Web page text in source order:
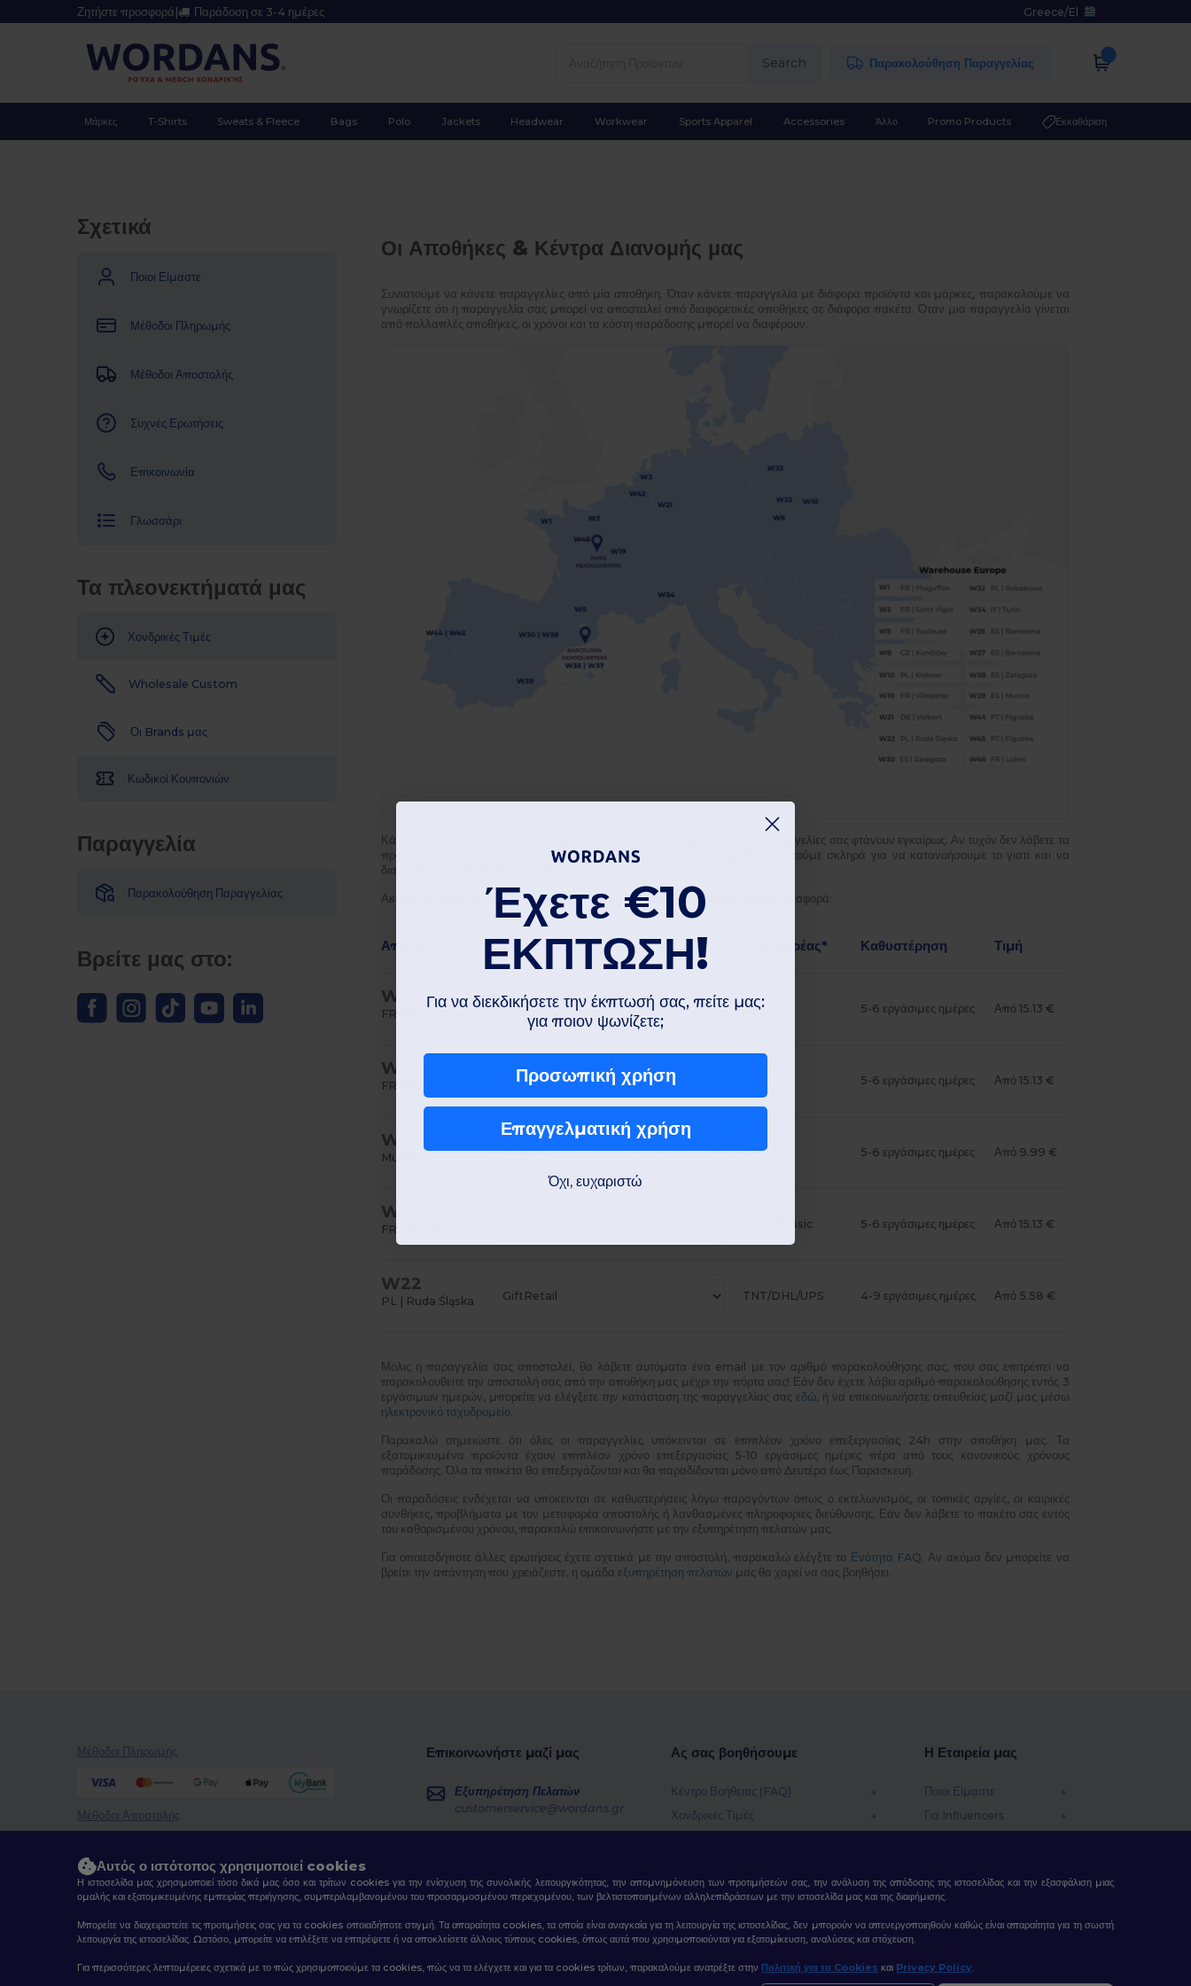
Ζητήστε προσφορά | Παράδοση σε 3-4 ημέρες Greece/El
Search Παρακολούθηση Παραγγελίας
Μάρκες T-Shirts Sweats & Fleece Bags Polo Jackets Headwear Workwear Sports Apparel Accessories Άλλο Promo Products Εκκαθάριση
Σχετικά
Ποιοι Είμαστε
Μέθοδοι Πληρωμής
Μέθοδοι Αποστολής
Συχνές Ερωτήσεις
Επικοινωνία
Γλωσσάρι
Τα πλεονεκτήματά μας
Χονδρικές Τιμές
Wholesale Custom
Οι Brands μας
Κωδικοί Κουπονιών
Παραγγελία
Παρακολούθηση Παραγγελίας
Βρείτε μας στο:
Οι Αποθήκες & Κέντρα Διανομής μας
Συνιστούμε να κάνετε παραγγελίες από μία αποθήκη. Όταν κάνετε παραγγελία με διάφορα προϊόντα και μάρκες, παρακαλούμε να
γνωρίζετε ότι η παραγγελία σας μπορεί να αποσταλεί από διαφορετικές αποθήκες σε διάφορα πακέτα. Όταν μια παραγγελία γίνεται
από πολλαπλές αποθήκες, οι χρόνοι και τα κόστη παράδοσης μπορεί να διαφέρουν.
Κάνουμε το καλύτερο δυνατό κάθε μέρα για να διασφαλίσουμε ότι όλες οι παραγγελίες σας φτάνουν εγκαίρως. Αν τυχόν δεν λάβετε τα
προϊόντα σας κατά τη διάρκεια του χρονικού πλαισίου παράδοσης, θα εργαστούμε σκληρά για να κατανοήσουμε το γιατί και να
διασφαλίσουμε ότι δεν θα συμβεί ξανά.
Ακολουθεί ένας πίνακας με τα προγράμματα αποστολής και τα κόστη μας για αναφορά:
Αποθήκη Μάρκες Μεταφορέας* Καθυστέρηση Τιμή
W1
FR | Pluguffan DPD 5-6 εργάσιμες ημέρες Από 15.13 €
W2
FR | Saint Vigor 5-6 εργάσιμες ημέρες Από 15.13 €
W4
Murcia UPS 5-6 εργάσιμες ημέρες Από 9.99 €
W5
FR | Toulouse DPD Classic 5-6 εργάσιμες ημέρες Από 15.13 €
W22
PL | Ruda Śląska TNT/DHL/UPS 4-9 εργάσιμες ημέρες Από 5.58 €
Μόλις η παραγγελία σας αποσταλεί, θα λάβετε αυτόματα ένα email με τον αριθμό παρακολούθησης σας, που σας επιτρέπει να
παρακολουθείτε την αποστολή σας από την αποθήκη μας μέχρι την πόρτα σας! Εάν δεν έχετε λάβει αριθμό παρακολούθησης εντός 3
εργάσιμων ημερών, μπορείτε να ελέγξετε την κατάσταση της παραγγελίας σας εδώ , ή να επικοινωνήσετε απευθείας μαζί μας μέσω
ηλεκτρονικό ταχυδρομείο.
Παρακαλώ σημειώστε ότι όλες οι παραγγελίες υπόκεινται σε επιπλέον χρόνο επεξεργασίας 24h στην αποθήκη μας. Τα
εξατομικευμένα προϊόντα έχουν επιπλέον χρόνο επεξεργασίας 5-10 εργάσιμες ημέρες πέρα από τους κανονικούς χρόνους
παράδοσης. Όλα τα πακέτα θα επεξεργάζονται και θα παραδίδονται μόνο από Δευτέρα έως Παρασκευή.
Οι παραδόσεις ενδέχεται να υπόκεινται σε καθυστερήσεις λόγω παραγόντων όπως ο εκτελωνισμός, οι τοπικές αργίες, οι καιρικές
συνθήκες, προβλήματα με τον μεταφορέα αποστολής ή λανθασμένες πληροφορίες διεύθυνσης. Εάν δεν λάβετε το πακέτο σας εντός
του καθορισμένου χρόνου, παρακαλώ επικοινωνήστε με την εξυπηρέτηση πελατών μας.
Για οποιεσδήποτε άλλες ερωτήσεις έχετε σχετικά με την αποστολή, παρακαλώ ελέγξτε το Ενότητα FAQ . Αν ακόμα δεν μπορείτε να
βρείτε την απάντηση που χρειάζεστε, η ομάδα εξυπηρέτηση πελατών μας θα χαρεί να σας βοηθήσει.
Μέθοδοι Πληρωμής
Μέθοδοι Αποστολής
Επικοινωνήστε μαζί μας
Εξυπηρέτηση Πελατών
customerservice@wordans.gr
Παρακολούθηση Παραγγελίας
Ας σας βοηθήσουμε
Κέντρο Βοήθειας (FAQ)
Χονδρικές Τιμές
Μέθοδοι Αποστολής
Η Εταιρεία μας
Ποιοι Είμαστε
Για Influencers
2026. Όλα τα Δικαιώματα Διατηρούνται
Αυτός ο ιστότοπος χρησιμοποιεί cookies
Η ιστοσελίδα μας χρησιμοποιεί τόσο δικά μας όσο και τρίτων cookies για την ενίσχυση της συνολικής λειτουργικότητας, την απομνημόνευση των προτιμήσεών σας, την ανάλυση της απόδοσης της ιστοσελίδας και την εξασφάλιση μιας
ομαλής και εξατομικευμένης εμπειρίας περιήγησης, συμπεριλαμβανομένου του προσαρμοσμένου περιεχομένου, των βελτιστοποιημένων αλληλεπιδράσεων με την ιστοσελίδα μας και της διαφήμισης.
Μπορείτε να διαχειριστείτε τις προτιμήσεις σας για τα cookies οποιαδήποτε στιγμή. Τα απαραίτητα cookies, τα οποία είναι αναγκαία για τη λειτουργία της ιστοσελίδας, δεν μπορούν να απενεργοποιηθούν καθώς είναι απαραίτητα για τη σωστή
λειτουργία της ιστοσελίδας. Ωστόσο, μπορείτε να επιλέξετε να επιτρέψετε ή να αποκλείσετε άλλους τύπους cookies, όπως αυτά που χρησιμοποιούνται για εξατομίκευση, αναλύσεις και στόχευση.
Για περισσότερες λεπτομέρειες σχετικά με το πώς χρησιμοποιούμε τα cookies, πώς να τα ελέγχετε και για τα cookies τρίτων, παρακαλούμε ανατρέξτε στην Πολιτική για τα Cookies και Privacy Policy.
Έχετε €10
ΕΚΠΤΩΣΗ!
Για να διεκδικήσετε την έκπτωσή σας, πείτε μας:
για ποιον ψωνίζετε;
Προσωπική χρήση
Επαγγελματική χρήση
Όχι, ευχαριστώ